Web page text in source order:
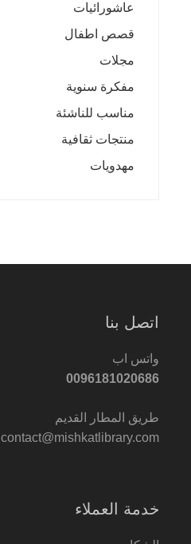
عاشورائيات
قصص اطفال
مجلات
مفكرة سنوية
مناسب للناشئة
منتجات ثقافية
مهدويات
اتصل بنا
واتس اب
0096181020686
طريق المطار القديم
contact@mishkatlibrary.com
خدمة العملاء